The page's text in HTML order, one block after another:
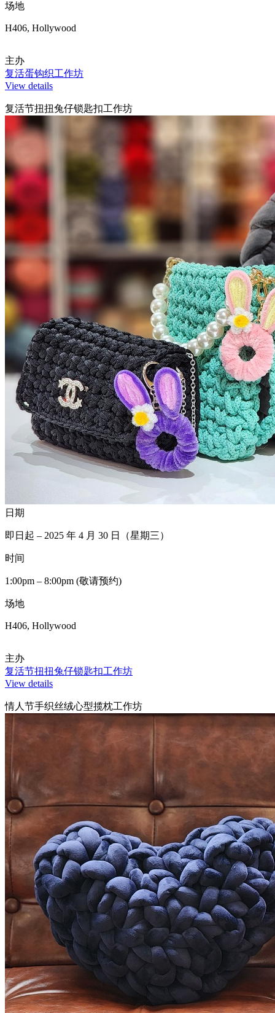
场地
H406, Hollywood
主办
复活蛋钩织工作坊
View details
复活节扭扭兔仔锁匙扣工作坊
日期
即日起 – 2025 年 4 月 30 日（星期三）
时间
1:00pm – 8:00pm (敬请预约)
场地
H406, Hollywood
主办
复活节扭扭兔仔锁匙扣工作坊
View details
情人节手织丝绒心型揽枕工作坊